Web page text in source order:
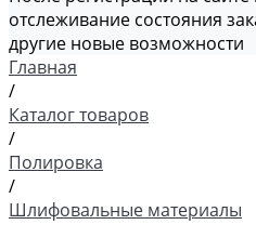
отслеживание состояния
другие новые возможности
Главная
/
Каталог товаров
/
Полировка
/
Шлифовальные материалы